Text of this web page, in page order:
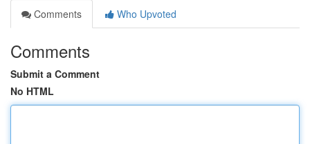
Comments
Who Upvoted
Comments
Submit a Comment
No HTML